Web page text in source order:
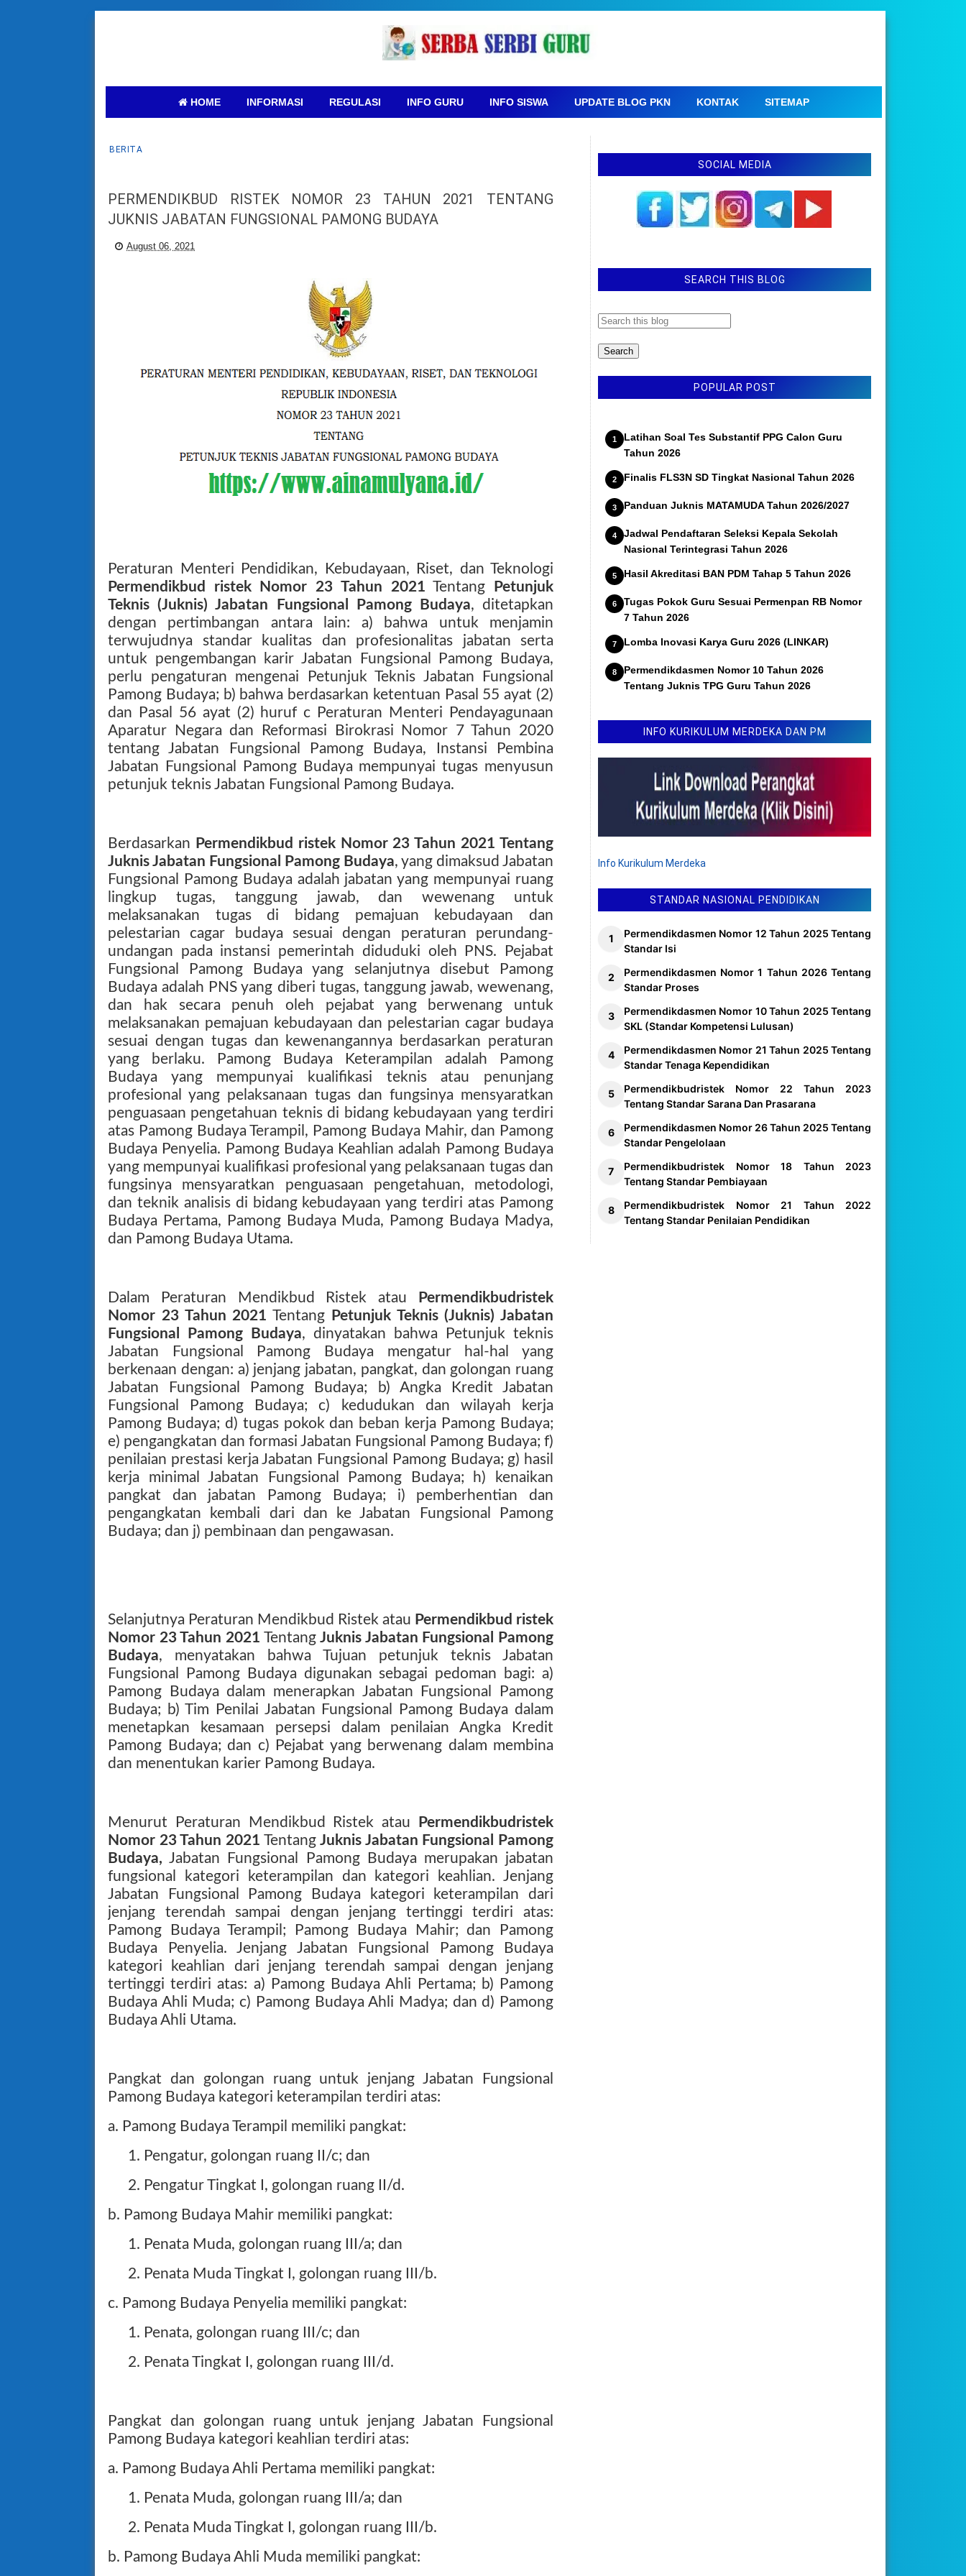
HOME INFORMASI REGULASI INFO GURU INFO SISWA UPDATE BLOG PKN KONTAK SITEMAP
BERITA
PERMENDIKBUD RISTEK NOMOR 23 TAHUN 2021 TENTANG
JUKNIS JABATAN FUNGSIONAL PAMONG BUDAYA
August 06, 2021
Peraturan Menteri Pendidikan, Kebudayaan, Riset, dan Teknologi
Permendikbud ristek Nomor 23 Tahun 2021 Tentang
Petunjuk
Teknis (Juknis) Jabatan Fungsional Pamong Budaya, ditetapkan
dengan pertimbangan antara lain: a) bahwa untuk menjamin
terwujudnya standar kualitas dan profesionalitas jabatan serta
untuk pengembangan karir Jabatan Fungsional Pamong Budaya,
perlu pengaturan mengenai Petunjuk Teknis Jabatan Fungsional
Pamong Budaya; b) bahwa berdasarkan ketentuan Pasal 55 ayat (2)
dan Pasal 56 ayat (2) huruf c Peraturan Menteri Pendayagunaan
Aparatur Negara dan Reformasi Birokrasi Nomor 7 Tahun 2020
tentang Jabatan Fungsional Pamong Budaya, Instansi Pembina
Jabatan Fungsional Pamong Budaya mempunyai tugas menyusun
petunjuk teknis Jabatan Fungsional Pamong Budaya.
Berdasarkan Permendikbud ristek Nomor 23 Tahun 2021 Tentang
Juknis Jabatan Fungsional Pamong Budaya, yang dimaksud Jabatan
Fungsional Pamong Budaya adalah jabatan yang mempunyai ruang
lingkup tugas, tanggung jawab, dan wewenang untuk
melaksanakan tugas di bidang pemajuan kebudayaan dan
pelestarian cagar budaya sesuai dengan peraturan perundang-
undangan pada instansi pemerintah diduduki oleh PNS. Pejabat
Fungsional Pamong Budaya yang selanjutnya disebut Pamong
Budaya adalah PNS yang diberi tugas, tanggung jawab, wewenang,
dan hak secara penuh oleh pejabat yang berwenang untuk
melaksanakan pemajuan kebudayaan dan pelestarian cagar budaya
sesuai dengan tugas dan kewenangannya berdasarkan peraturan
yang berlaku. Pamong Budaya Keterampilan adalah Pamong
Budaya yang mempunyai kualifikasi teknis atau penunjang
profesional yang pelaksanaan tugas dan fungsinya mensyaratkan
penguasaan pengetahuan teknis di bidang kebudayaan yang terdiri
atas Pamong Budaya Terampil, Pamong Budaya Mahir, dan Pamong
Budaya Penyelia. Pamong Budaya Keahlian adalah Pamong Budaya
yang mempunyai kualifikasi profesional yang pelaksanaan tugas dan
fungsinya mensyaratkan penguasaan pengetahuan, metodologi,
dan teknik analisis di bidang kebudayaan yang terdiri atas Pamong
Budaya Pertama, Pamong Budaya Muda, Pamong Budaya Madya,
dan Pamong Budaya Utama.
Dalam Peraturan Mendikbud Ristek atau
Permendikbudristek
Nomor 23 Tahun 2021 Tentang
Petunjuk Teknis (Juknis) Jabatan
Fungsional Pamong Budaya, dinyatakan bahwa Petunjuk teknis
Jabatan Fungsional Pamong Budaya mengatur hal-hal yang
berkenaan dengan: a) jenjang jabatan, pangkat, dan golongan ruang
Jabatan Fungsional Pamong Budaya; b) Angka Kredit Jabatan
Fungsional Pamong Budaya; c) kedudukan dan wilayah kerja
Pamong Budaya; d) tugas pokok dan beban kerja Pamong Budaya;
e) pengangkatan dan formasi Jabatan Fungsional Pamong Budaya; f)
penilaian prestasi kerja Jabatan Fungsional Pamong Budaya; g) hasil
kerja minimal Jabatan Fungsional Pamong Budaya; h) kenaikan
pangkat dan jabatan Pamong Budaya; i) pemberhentian dan
pengangkatan kembali dari dan ke Jabatan Fungsional Pamong
Budaya; dan j) pembinaan dan pengawasan.
Selanjutnya Peraturan Mendikbud Ristek atau Permendikbud ristek
Nomor 23 Tahun 2021 TentangJuknis Jabatan Fungsional Pamong
Budaya, menyatakan bahwa Tujuan petunjuk teknis Jabatan
Fungsional Pamong Budaya digunakan sebagai pedoman bagi: a)
Pamong Budaya dalam menerapkan Jabatan Fungsional Pamong
Budaya; b) Tim Penilai Jabatan Fungsional Pamong Budaya dalam
menetapkan kesamaan persepsi dalam penilaian Angka Kredit
Pamong Budaya; dan c) Pejabat yang berwenang dalam membina
dan menentukan karier Pamong Budaya.
Menurut Peraturan Mendikbud Ristek atau
Permendikbudristek
Nomor 23 Tahun 2021 TentangJuknis Jabatan Fungsional Pamong
Budaya, Jabatan Fungsional Pamong Budaya merupakan jabatan
fungsional kategori keterampilan dan kategori keahlian. Jenjang
Jabatan Fungsional Pamong Budaya kategori keterampilan dari
jenjang terendah sampai dengan jenjang tertinggi terdiri atas:
Pamong Budaya Terampil; Pamong Budaya Mahir; dan Pamong
Budaya Penyelia. Jenjang Jabatan Fungsional Pamong Budaya
kategori keahlian dari jenjang terendah sampai dengan jenjang
tertinggi terdiri atas: a) Pamong Budaya Ahli Pertama; b) Pamong
Budaya Ahli Muda; c) Pamong Budaya Ahli Madya; dan d) Pamong
Budaya Ahli Utama.
Pangkat dan golongan ruang untuk jenjang Jabatan Fungsional
Pamong Budaya kategori keterampilan terdiri atas:
a. Pamong Budaya Terampil memiliki pangkat:
1. Pengatur, golongan ruang II/c; dan
2. Pengatur Tingkat I, golongan ruang II/d.
b. Pamong Budaya Mahir memiliki pangkat:
1. Penata Muda, golongan ruang III/a; dan
2. Penata Muda Tingkat I, golongan ruang III/b.
c. Pamong Budaya Penyelia memiliki pangkat:
1. Penata, golongan ruang III/c; dan
2. Penata Tingkat I, golongan ruang III/d.
Pangkat dan golongan ruang untuk jenjang Jabatan Fungsional
Pamong Budaya kategori keahlian terdiri atas:
a. Pamong Budaya Ahli Pertama memiliki pangkat:
1. Penata Muda, golongan ruang III/a; dan
2. Penata Muda Tingkat I, golongan ruang III/b.
b. Pamong Budaya Ahli Muda memiliki pangkat:
SOCIAL MEDIA
SEARCH THIS BLOG
POPULAR POST
Latihan Soal Tes Substantif PPG Calon Guru
Tahun 2026
Finalis FLS3N SD Tingkat Nasional Tahun 2026
Panduan Juknis MATAMUDA Tahun 2026/2027
Jadwal Pendaftaran Seleksi Kepala Sekolah
Nasional Terintegrasi Tahun 2026
Hasil Akreditasi BAN PDM Tahap 5 Tahun 2026
Tugas Pokok Guru Sesuai Permenpan RB Nomor
7 Tahun 2026
Lomba Inovasi Karya Guru 2026 (LINKAR)
Permendikdasmen Nomor 10 Tahun 2026
Tentang Juknis TPG Guru Tahun 2026
INFO KURIKULUM MERDEKA DAN PM
Info Kurikulum Merdeka
STANDAR NASIONAL PENDIDIKAN
Permendikdasmen Nomor 12 Tahun 2025 Tentang
Standar Isi
Permendikdasmen Nomor 1 Tahun 2026 Tentang
Standar Proses
Permendikdasmen Nomor 10 Tahun 2025 Tentang
SKL (Standar Kompetensi Lulusan)
Permendikdasmen Nomor 21 Tahun 2025 Tentang
Standar Tenaga Kependidikan
Permendikbudristek Nomor 22 Tahun 2023
Tentang Standar Sarana Dan Prasarana
Permendikdasmen Nomor 26 Tahun 2025 Tentang
Standar Pengelolaan
Permendikbudristek Nomor 18 Tahun 2023
Tentang Standar Pembiayaan
Permendikbudristek Nomor 21 Tahun 2022
Tentang Standar Penilaian Pendidikan